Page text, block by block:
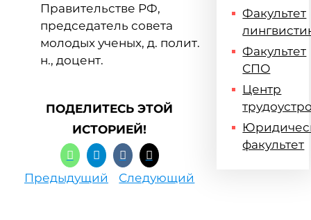
Правительстве РФ,
председатель совета
молодых ученых, д. полит.
н., доцент.
ПОДЕЛИТЕСЬ ЭТОЙ
ИСТОРИЕЙ!
Предыдущий Следующий
Факультет
Факультет
СПО
Центр
факультет